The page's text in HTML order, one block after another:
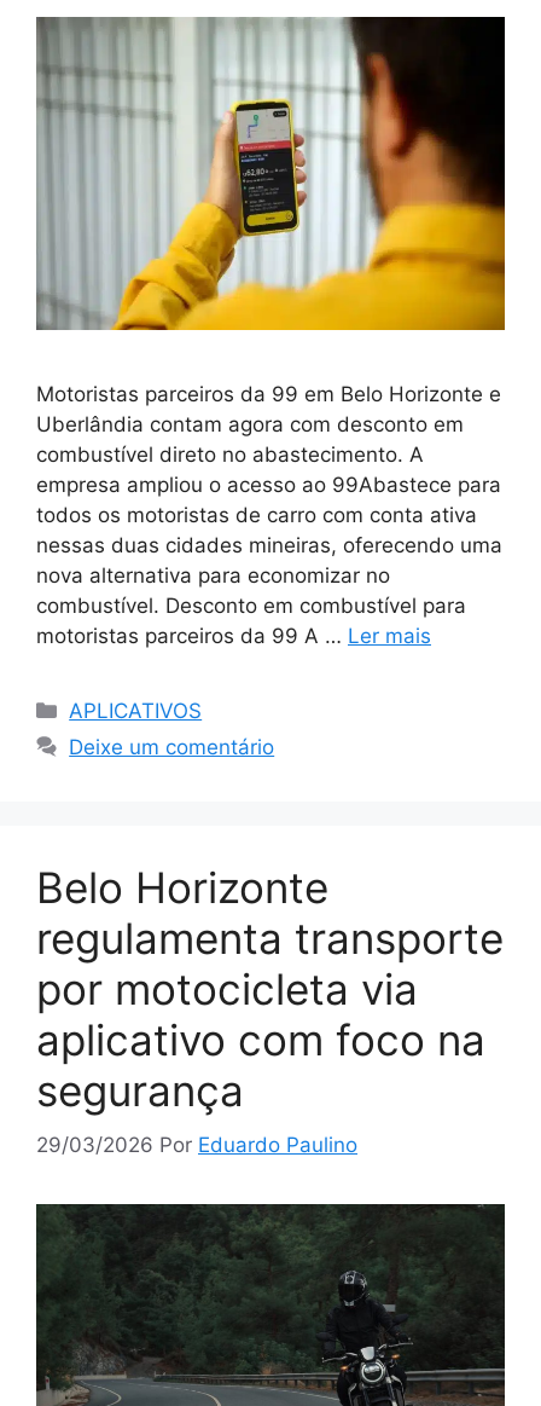
Motoristas parceiros da 99 em Belo Horizonte e
Uberlândia contam agora com desconto em
combustível direto no abastecimento. A
empresa ampliou o acesso ao 99Abastece para
todos os motoristas de carro com conta ativa
nessas duas cidades mineiras, oferecendo uma
nova alternativa para economizar no
combustível. Desconto em combustível para
motoristas parceiros da 99 A … Ler mais
Categorias
APLICATIVOS
Deixe um comentário
Belo Horizonte
regulamenta transporte
por motocicleta via
aplicativo com foco na
segurança
29/03/2026 Por Eduardo Paulino